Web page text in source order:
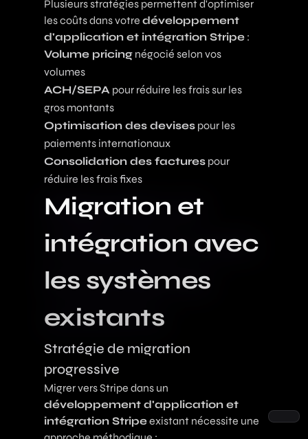
Plusieurs stratégies permettent d'optimiser
les coûts dans votre développement
d'application et intégration Stripe :
Volume pricing négocié selon vos
volumes
ACH/SEPA pour réduire les frais sur les
gros montants
Optimisation des devises pour les
paiements internationaux
Consolidation des factures pour
réduire les frais fixes
Migration et
intégration avec
les systèmes
existants
Stratégie de migration
progressive
Migrer vers Stripe dans un
développement d'application et
intégration Stripeexistant nécessite une